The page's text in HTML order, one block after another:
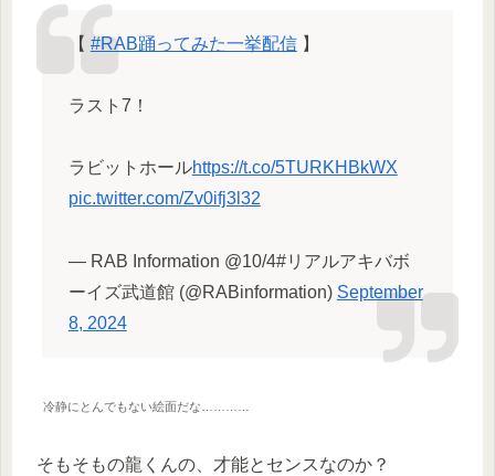
【 #RAB踊ってみた一挙配信】
ラスト7！
ラビットホールhttps://t.co/5TURKHBkWX
pic.twitter.com/Zv0ifj3l32
— RAB Information @10/4#リアルアキバボ
ーイズ武道館 (@RABinformation) September
8, 2024
冷静にとんでもない絵面だな…………
そもそもの龍くんの、才能とセンスなのか？